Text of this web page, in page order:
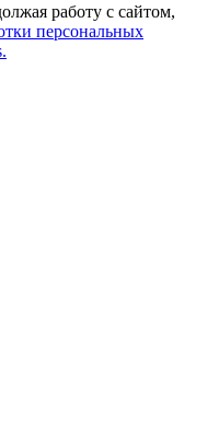
работу с сайтом,
персональных